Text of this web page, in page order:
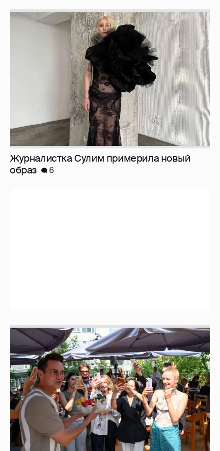
Журналистка Сулим примерила новый
образ
6
Анастасия Гребенкина, Женя Малахова,
Оксана Русланова и другие гости
фестиваля «Баланс вкуса и ритма»:
рассматриваем летние образы